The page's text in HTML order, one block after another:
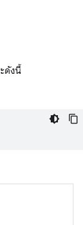
ดังนี้